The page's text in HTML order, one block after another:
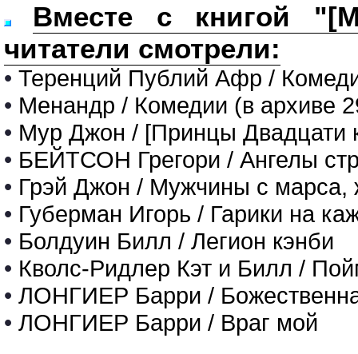
Вместе с книгой
читатели смотрели:
• Теренций Публий Афр /
• Менандр / Комедии (в архиве
• Мур Джон / [Принцы Двадцати
• БЕЙТСОН Грегори / Ангелы
• Грэй Джон / Мужчины с
• Губерман Игорь / Гарики на
• Болдуин Билл / Легион кэнби
• Кволс-Ридлер Кэт и Билл /
• ЛОНГИЕР Барри /
• ЛОНГИЕР Барри / Враг мой